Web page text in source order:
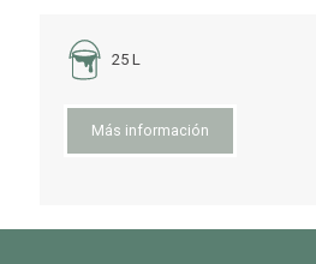
25 L
Más información